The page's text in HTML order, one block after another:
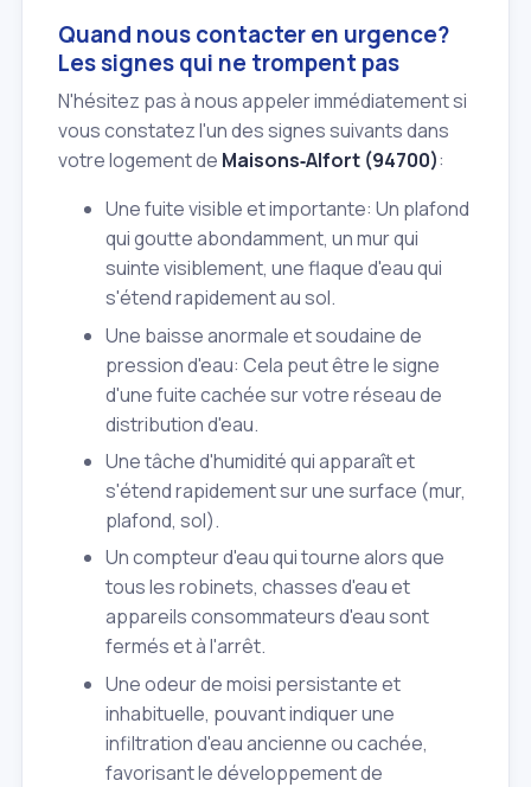
Quand nous contacter en urgence?
Les signes qui ne trompent pas
N'hésitez pas à nous appeler immédiatement si
vous constatez l'un des signes suivants dans
votre logement de Maisons‑Alfort (94700):
Une fuite visible et importante: Un plafond
qui goutte abondamment, un mur qui
suinte visiblement, une flaque d'eau qui
s'étend rapidement au sol.
Une baisse anormale et soudaine de
pression d'eau: Cela peut être le signe
d'une fuite cachée sur votre réseau de
distribution d'eau.
Une tâche d'humidité qui apparaît et
s'étend rapidement sur une surface (mur,
plafond, sol).
Un compteur d'eau qui tourne alors que
tous les robinets, chasses d'eau et
appareils consommateurs d'eau sont
fermés et à l'arrêt.
Une odeur de moisi persistante et
inhabituelle, pouvant indiquer une
infiltration d'eau ancienne ou cachée,
favorisant le développement de